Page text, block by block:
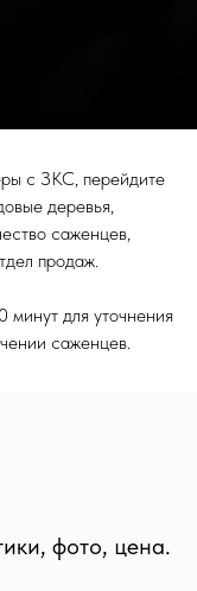
с ЗКС, перейдите
деревья,
саженцев,
продаж.
для уточнения
саженцев.
фото, цена.